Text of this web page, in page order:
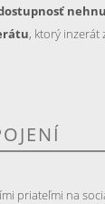
, ktorý inzerát
priateľmi na